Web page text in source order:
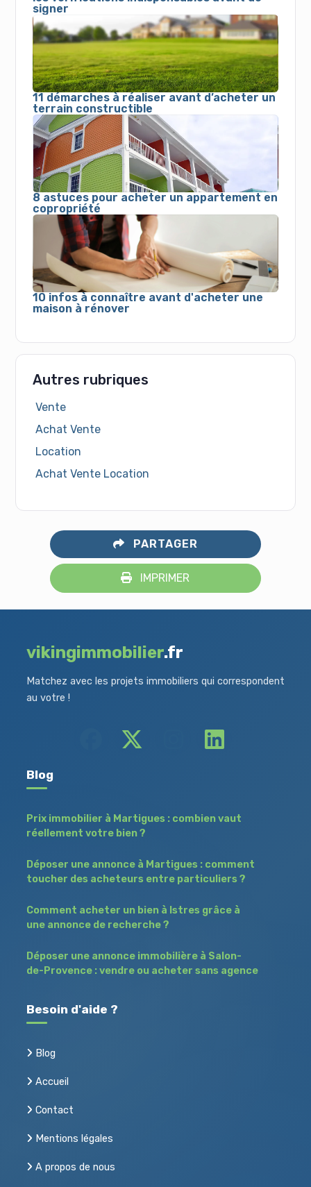
signer
11 démarches à réaliser avant d’acheter un
terrain constructible
8 astuces pour acheter un appartement en
copropriété
10 infos à connaître avant d'acheter une
maison à rénover
Autres rubriques
Vente
Achat Vente
Location
Achat Vente Location
PARTAGER
IMPRIMER
vikingimmobilier.fr
Matchez avec les projets immobiliers qui correspondent
au votre !
Blog
Prix immobilier à Martigues : combien vaut
réellement votre bien ?
Déposer une annonce à Martigues : comment
toucher des acheteurs entre particuliers ?
Comment acheter un bien à Istres grâce à
une annonce de recherche ?
Déposer une annonce immobilière à Salon-
de-Provence : vendre ou acheter sans agence
Besoin d'aide ?
Blog
Accueil
Contact
Mentions légales
A propos de nous